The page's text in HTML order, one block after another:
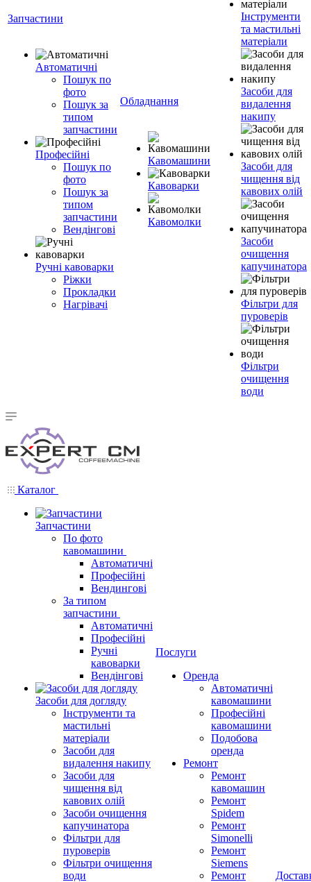
Запчастини
Автоматичні
Пошук по
фото
Пошук за
типом
запчастини
Професійні
Пошук по
фото
Пошук за
типом
запчастини
Вендінгові
Ручні кавоварки
Ріжки
Прокладки
Нагрівачі
Обладнання
Кавомашини
Кавоварки
Кавомолки
Інструменти
та мастильні
матеріали
Засоби для
видалення
накипу
Засоби для
чищення від
кавових олій
Засоби
очищення
капучинатора
Фільтри для
пуроверів
Фільтри
очищення
води
Каталог
Запчастини
По фото
кавомашини
Автоматичні
Професійні
Вендингові
За типом
запчастини
Автоматичні
Професійні
Ручні
кавоварки
Вендінгові
Засоби для догляду
Інструменти та
мастильні
матеріали
Засоби для
видалення накипу
Засоби для
чищення від
кавових олій
Засоби очищення
капучинатора
Фільтри для
пуроверів
Фільтри очищення
води
Послуги
Оренда
Автоматичні
кавомашини
Професійні
кавомашини
Подобова
оренда
Ремонт
Ремонт
кавомашин
Ремонт
Spidem
Ремонт
Simonelli
Ремонт
Siemens
Ремонт